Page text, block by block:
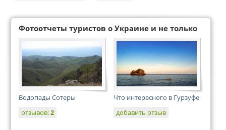
Фотоотчеты туристов о Украине и не только
Водопады Сотеры
отзывов:2
Что интересного в Гурзуфе
добавить отзыв